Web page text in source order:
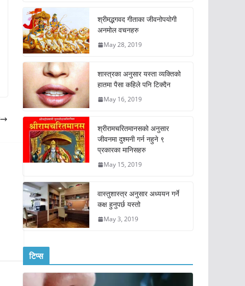
श्रीमद्भगवद गीताका जीवनोपयोगी
अनमोल वचनहरु
May 28, 2019
शास्त्रका अनुसार यस्ता व्यक्तिको
हातमा पैसा कहिले पनि टिक्दैन
May 16, 2019
श्रीरामचरितमानसको अनुसार
जीवनमा दुश्मनी गर्न नहुने ९
प्रकारका मानिसहरु
May 15, 2019
वास्तुशास्त्र अनुसार अध्ययन गर्ने
कक्ष हुनुपर्छ यस्तो
May 3, 2019
टिप्स